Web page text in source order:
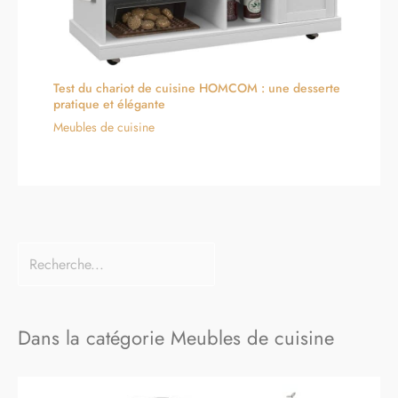
Test du chariot de cuisine HOMCOM : une desserte
pratique et élégante
Meubles de cuisine
Dans la catégorie Meubles de cuisine